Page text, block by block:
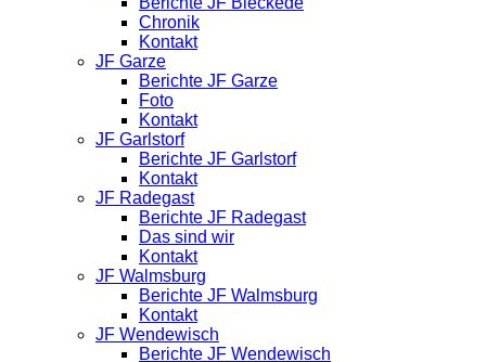
Chronik
Kontakt
JF Garze
Berichte JF Garze
Foto
Kontakt
JF Garlstorf
Berichte JF Garlstorf
Kontakt
JF Radegast
Berichte JF Radegast
Das sind wir
Kontakt
JF Walmsburg
Berichte JF Walmsburg
Kontakt
JF Wendewisch
Berichte JF Wendewisch